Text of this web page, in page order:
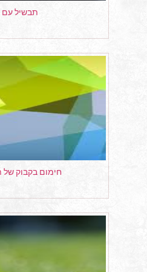
תבשיל עם
חימום בקבוק של